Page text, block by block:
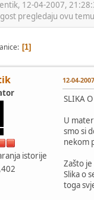
12-04-2007,
pregledaju ovu
1
istorije
12-04-
SLIKA
U
smo si
nekom
Zašto
Slika o
toga